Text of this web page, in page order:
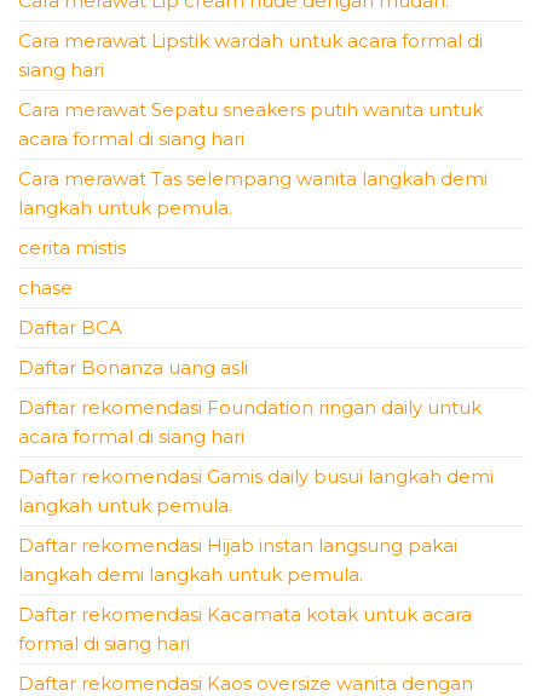
Cara merawat Lipstik wardah untuk acara formal di
siang hari
Cara merawat Sepatu sneakers putih wanita untuk
acara formal di siang hari
Cara merawat Tas selempang wanita langkah demi
langkah untuk pemula.
cerita mistis
chase
Daftar BCA
Daftar Bonanza uang asli
Daftar rekomendasi Foundation ringan daily untuk
acara formal di siang hari
Daftar rekomendasi Gamis daily busui langkah demi
langkah untuk pemula.
Daftar rekomendasi Hijab instan langsung pakai
langkah demi langkah untuk pemula.
Daftar rekomendasi Kacamata kotak untuk acara
formal di siang hari
Daftar rekomendasi Kaos oversize wanita dengan